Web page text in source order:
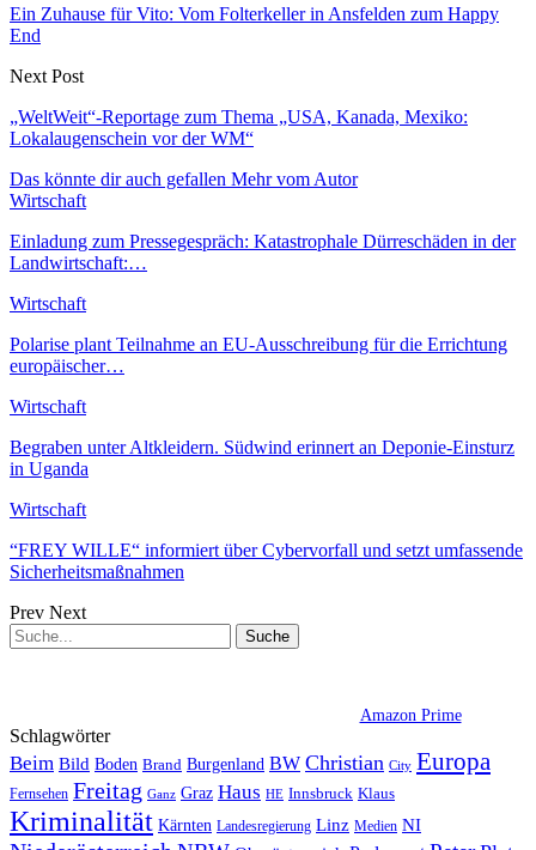
Ein Zuhause für Vito: Vom Folterkeller in Ansfelden zum Happy
End
Next Post
„WeltWeit“-Reportage zum Thema „USA, Kanada, Mexiko:
Lokalaugenschein vor der WM“
Das könnte dir auch gefallen Mehr vom Autor
Wirtschaft
Einladung zum Pressegespräch: Katastrophale Dürreschäden in der
Landwirtschaft:…
Wirtschaft
Polarise plant Teilnahme an EU-Ausschreibung für die Errichtung
europäischer…
Wirtschaft
Begraben unter Altkleidern. Südwind erinnert an Deponie-Einsturz
in Uganda
Wirtschaft
“FREY WILLE“ informiert über Cybervorfall und setzt umfassende
Sicherheitsmaßnahmen
Prev Next
Amazon Prime
Schlagwörter
Beim Bild Boden Brand Burgenland BW Christian City Europa
Fernsehen Freitag Ganz Graz Haus HE Innsbruck Klaus
Kriminalität Kärnten Landesregierung Linz Medien NI